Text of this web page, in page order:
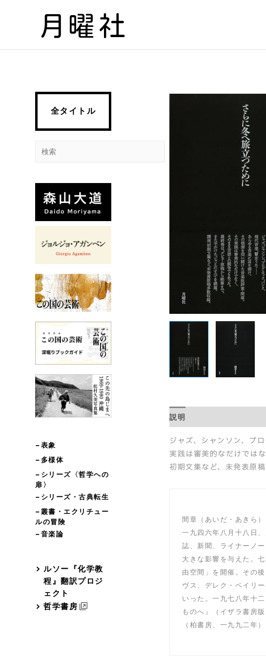
全タイトル
検
−表象
−多様体
−シリーズ〈哲学への
扉〉
−シリーズ・古典転生
−叢書・エクリチュー
ルの冒険
−音楽論
ルソー『化学教
程』翻訳プロジ
ェクト
哲学書房
説明
ジャズ、シャンソン、プ
実践は審美的なだけでは
初期文集など、未発表原稿
間章（あいだ・あきら）
一九四六年八月十八日
誌、新聞、ライナーノ
大きな影響を与えた。
由空間」を開催。その
ヴス、デレク・ベイリ
いった。一九七八年十
ものへ』（イザラ書房
（柏書房、一九九二年